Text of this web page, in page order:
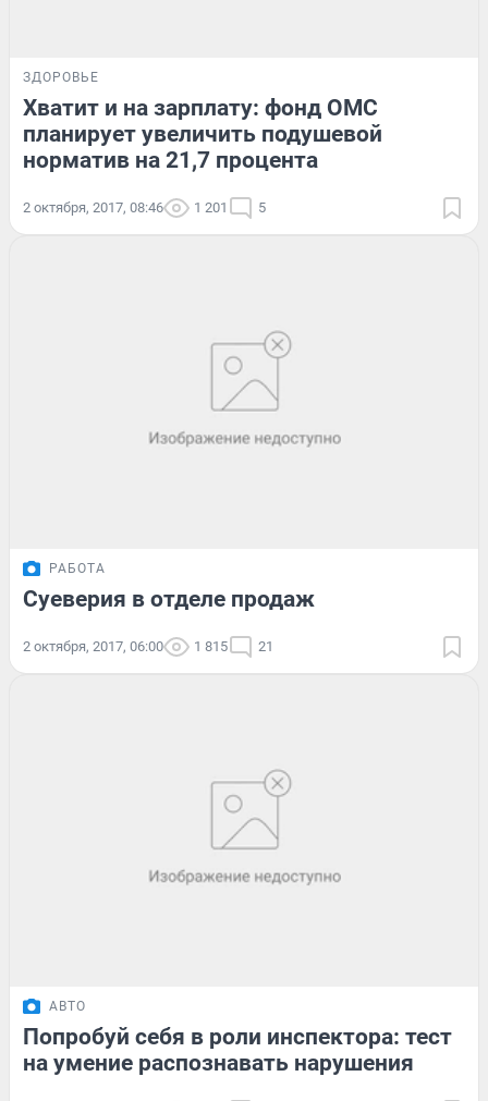
ЗДОРОВЬЕ
Хватит и на зарплату: фонд ОМС
планирует увеличить подушевой
норматив на 21,7 процента
2 октября, 2017, 08:46 1 201 5
РАБОТА
Суеверия в отделе продаж
2 октября, 2017, 06:00 1 815 21
АВТО
Попробуй себя в роли инспектора: тест
на умение распознавать нарушения